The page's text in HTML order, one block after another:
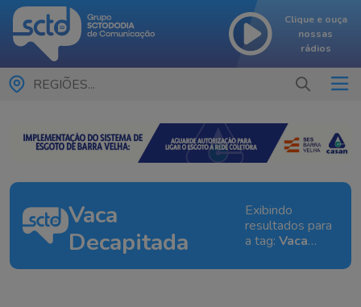
Clique e ouça
nossas
rádios
REGIÕES...
Vaca
Decapitada
Exibindo
resultados para
a tag: Vaca